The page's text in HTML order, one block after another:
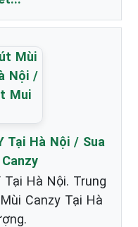
Tại Hà Nội / Sua
Hà Nội. Trung
Canzy Tại Hà